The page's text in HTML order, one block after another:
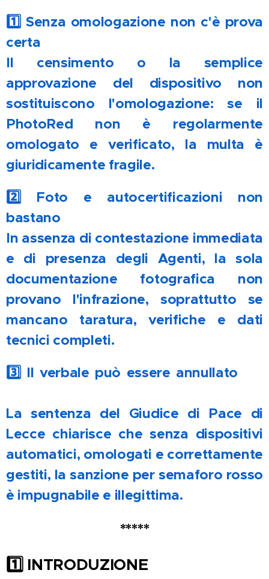
1️⃣ Senza omologazione non c'è prova
certa ⚙️❌
Il censimento o la semplice
approvazione del dispositivo non
sostituiscono l'omologazione: se il
PhotoRed non è regolarmente
omologato e verificato, la multa è
giuridicamente fragile.
2️⃣ Foto e autocertificazioni non
bastano 📸📄
In assenza di contestazione immediata
e di presenza degli Agenti, la sola
documentazione fotografica non
provano l'infrazione, soprattutto se
mancano taratura, verifiche e dati
tecnici completi.
3️⃣ Il verbale può essere annullato ⚖️
La sentenza del Giudice di Pace di
Lecce chiarisce che senza dispositivi
automatici, omologati e correttamente
gestiti, la sanzione per semaforo rosso
è impugnabile e illegittima.
*****
1️ INTRODUZIONE